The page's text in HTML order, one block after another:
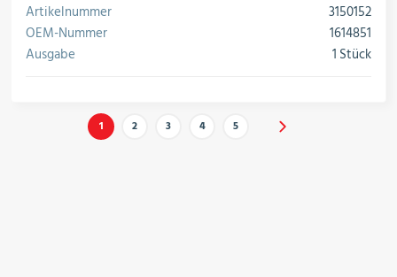
Artikelnummer
3150152
OEM-Nummer
1614851
Ausgabe
1 Stück
1 2 3 4 5